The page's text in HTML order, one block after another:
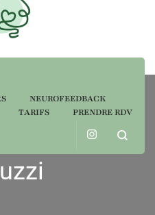
NEUROFEEDBACK
TARIFS PRENDRE RDV